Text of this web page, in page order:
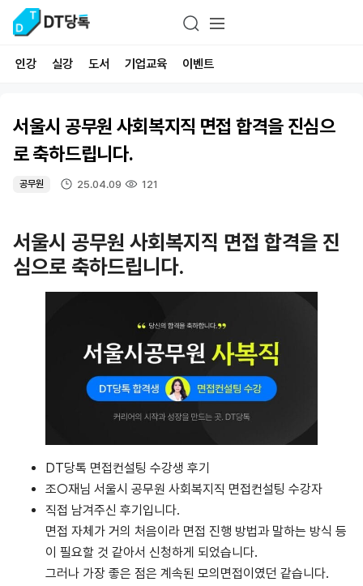
인강 실강 도서 기업교육 이벤트
서울시 공무원 사회복지직 면접 합격을 진심으
로 축하드립니다.
공무원 25.04.09 121
서울시 공무원 사회복지직 면접 합격을 진
심으로 축하드립니다.
DT당톡 면접컨설팅 수강생 후기
조○재님 서울시 공무원 사회복지직 면접컨설팅 수강자
직접 남겨주신 후기입니다.
면접 자체가 거의 처음이라 면접 진행 방법과 말하는 방식 등
이 필요할 것 같아서 신청하게 되었습니다.
그러나 가장 좋은 점은 계속된 모의면접이였던 같습니다.